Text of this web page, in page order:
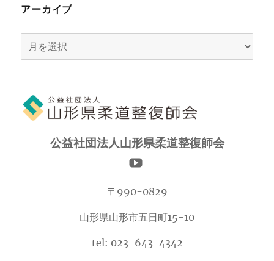
アーカイブ
ー
ブ
公益社団法人山形県柔道整復師会
〒990-0829
山形県山形市五日町15-10
tel: 023-643-4342